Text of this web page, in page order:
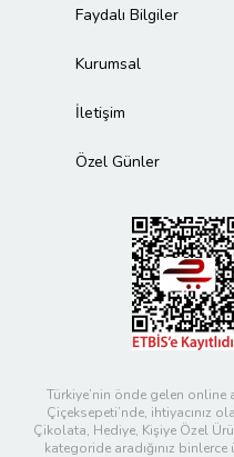
Faydalı Bilgiler
Kurumsal
İletişim
Özel Günler
Türkiye’nin önde gelen
Çiçeksepeti’nde, ihtiyacınız
Çikolata, Hediye, Kişiye Özel
kategoride aradığınız